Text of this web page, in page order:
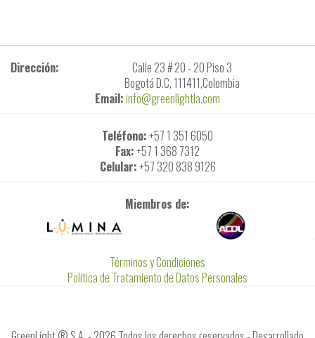
Dirección:
Calle 23 # 20 - 20 Piso 3
Bogotá D.C, 111411,Colombia
Email:info@greenlightla.com
Teléfono:+57 1 351 6050
Fax:+57 1 368 7312
Celular:+57 320 838 9126
Miembros de:
Términos y Condiciones
Política de Tratamiento de Datos Personales